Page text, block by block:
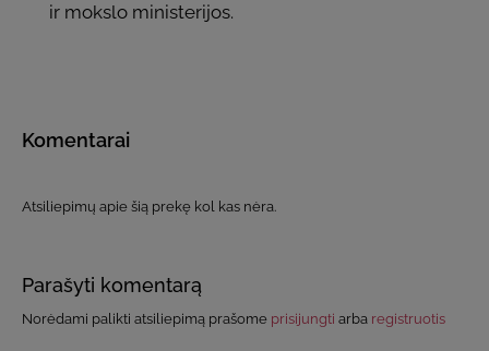
ir mokslo ministerijos.
Komentarai
Atsiliepimų apie šią prekę kol kas nėra.
Parašyti komentarą
Norėdami palikti atsiliepimą prašome prisijungti arba registruotis